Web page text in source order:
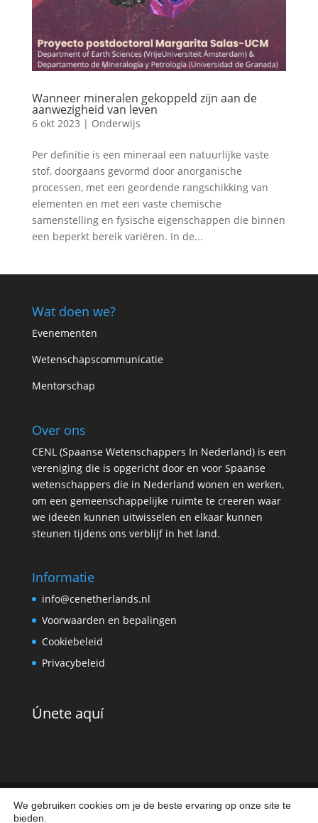
Wanneer mineralen gekoppeld zijn aan de
aanwezigheid van leven
6 okt 2023 | Onderwijs
Per definitie is een mineraal een natuurlijke vaste
stof, doorgaans gevormd door anorganische
processen, met een geordende rangschikking van
elementen en met een vaste chemische
samenstelling en fysische eigenschappen die binnen
een beperkt bereik variëren. In de...
Wat doen we?
Evenementen
Wetenschapscommunicatie
Mentorschap
Over ons
CENL (Spaanse Wetenschappers In Nederland) is een
vereniging die is opgericht door en voor Spaanse
wetenschappers die in Nederland wonen en werken,
om een gemeenschappelijke ruimte te creeren waar
we ideeën kunnen uitwisselen en elkaar kunnen
steunen tijdens ons verblijf in het land.
Informatie
info@cenetherlands.nl
Voorwaarden en bepalingen
Cookiebeleid
Privacybeleid
Únete aquí
We gebruiken cookies om je de beste ervaring op onze site te
bieden.